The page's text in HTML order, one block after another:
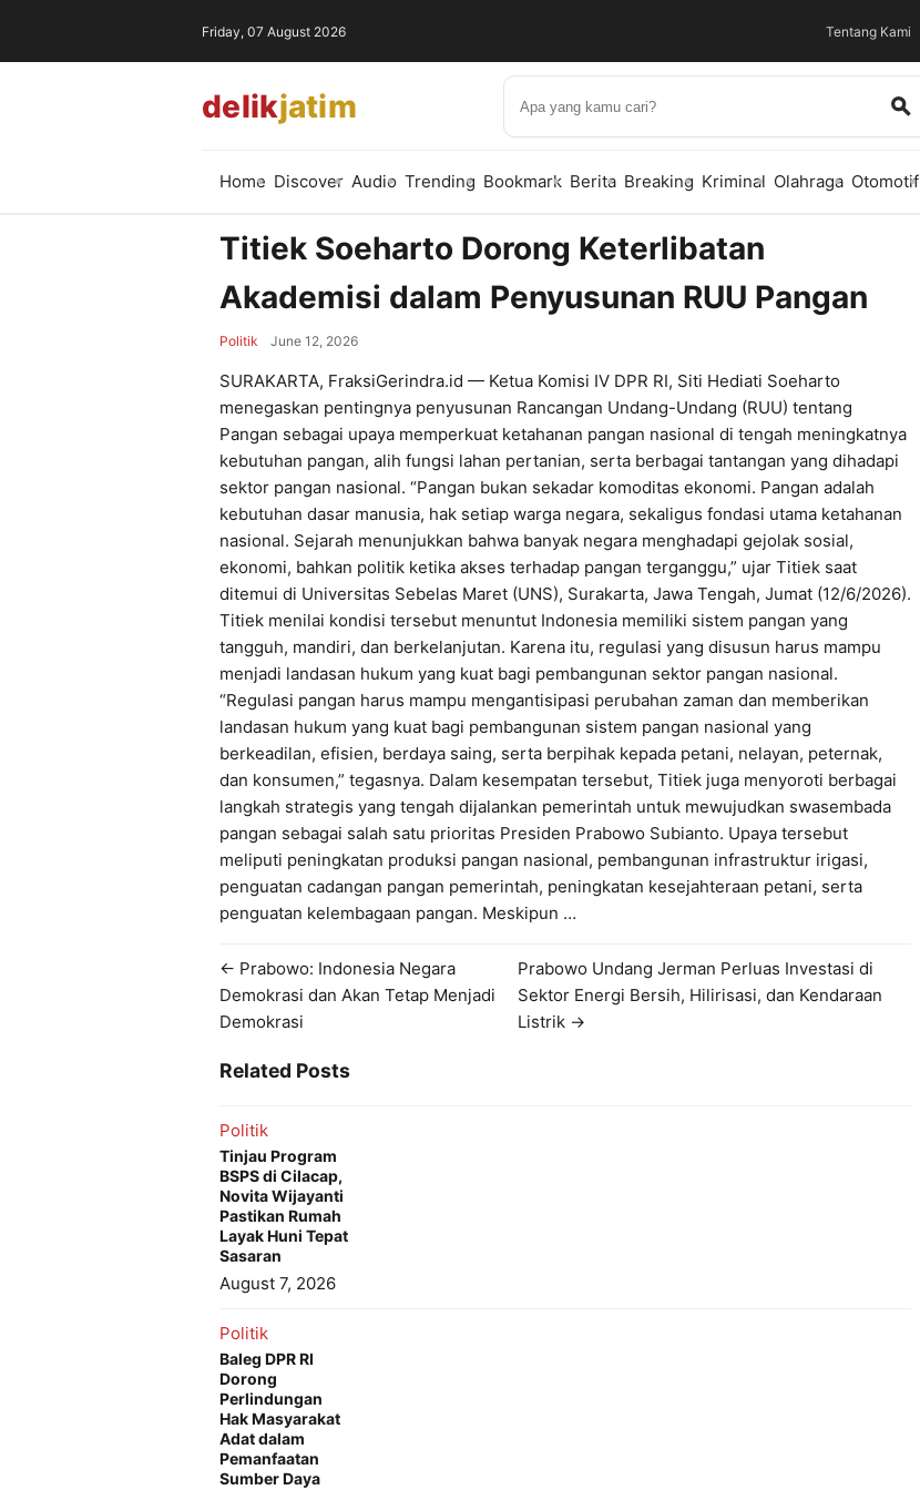
Friday, 07 August 2026 Tentang Kami
delikjatim
Home Discover Audio Trending Bookmark Berita Breaking Kriminal Olahraga Otomotif
Titiek Soeharto Dorong Keterlibatan
Akademisi dalam Penyusunan RUU Pangan
Politik June 12, 2026
SURAKARTA, FraksiGerindra.id — Ketua Komisi IV DPR RI, Siti Hediati Soeharto
menegaskan pentingnya penyusunan Rancangan Undang-Undang (RUU) tentang
Pangan sebagai upaya memperkuat ketahanan pangan nasional di tengah meningkatnya
kebutuhan pangan, alih fungsi lahan pertanian, serta berbagai tantangan yang dihadapi
sektor pangan nasional. “Pangan bukan sekadar komoditas ekonomi. Pangan adalah
kebutuhan dasar manusia, hak setiap warga negara, sekaligus fondasi utama ketahanan
nasional. Sejarah menunjukkan bahwa banyak negara menghadapi gejolak sosial,
ekonomi, bahkan politik ketika akses terhadap pangan terganggu,” ujar Titiek saat
ditemui di Universitas Sebelas Maret (UNS), Surakarta, Jawa Tengah, Jumat (12/6/2026).
Titiek menilai kondisi tersebut menuntut Indonesia memiliki sistem pangan yang
tangguh, mandiri, dan berkelanjutan. Karena itu, regulasi yang disusun harus mampu
menjadi landasan hukum yang kuat bagi pembangunan sektor pangan nasional.
“Regulasi pangan harus mampu mengantisipasi perubahan zaman dan memberikan
landasan hukum yang kuat bagi pembangunan sistem pangan nasional yang
berkeadilan, efisien, berdaya saing, serta berpihak kepada petani, nelayan, peternak,
dan konsumen,” tegasnya. Dalam kesempatan tersebut, Titiek juga menyoroti berbagai
langkah strategis yang tengah dijalankan pemerintah untuk mewujudkan swasembada
pangan sebagai salah satu prioritas Presiden Prabowo Subianto. Upaya tersebut
meliputi peningkatan produksi pangan nasional, pembangunan infrastruktur irigasi,
penguatan cadangan pangan pemerintah, peningkatan kesejahteraan petani, serta
penguatan kelembagaan pangan. Meskipun …
← Prabowo: Indonesia Negara
Demokrasi dan Akan Tetap Menjadi
Demokrasi
Prabowo Undang Jerman Perluas Investasi di
Sektor Energi Bersih, Hilirisasi, dan Kendaraan
Listrik →
Related Posts
Politik
Tinjau Program
BSPS di Cilacap,
Novita Wijayanti
Pastikan Rumah
Layak Huni Tepat
Sasaran
August 7, 2026
Politik
Baleg DPR RI
Dorong
Perlindungan
Hak Masyarakat
Adat dalam
Pemanfaatan
Sumber Daya